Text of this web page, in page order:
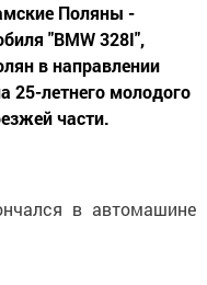
Поляны -
"BMW 328I",
в направлении
25-летнего молодого
части.
в автомашине